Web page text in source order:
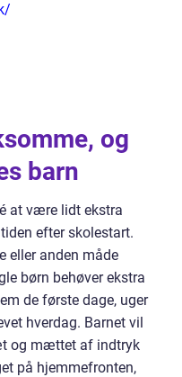
og
barn
at være lidt ekstra
efter skolestart.
eller anden måde
børn behøver ekstra
de første dage, uger
hverdag. Barnet vil
og mættet af indtryk
på hjemmefronten,